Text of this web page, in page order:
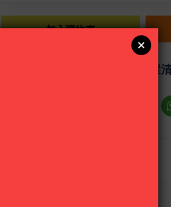
加入購物車
加入追蹤